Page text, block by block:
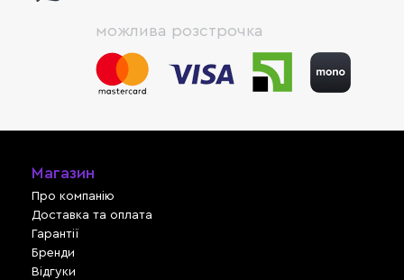
можлива розстрочка
Магазин
Про компанію
Доставка та оплата
Гарантії
Бренди
Відгуки